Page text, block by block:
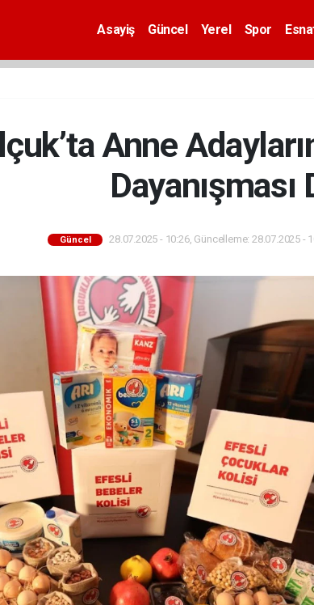
Asayiş Güncel Yerel Spor
Anne
Güncel 28.07.2025 - 10:26, Güncelleme: 28.07.2025 -